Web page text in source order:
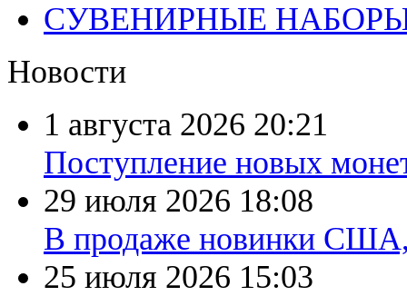
СУВЕНИРНЫЕ
Новости
1 августа 2026 20:21
Поступление новых
29 июля 2026 18:08
В продаже новинки
25 июля 2026 15:03